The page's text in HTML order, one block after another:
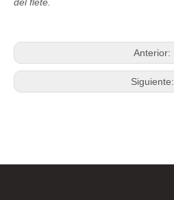
Anterior:
Siguiente: